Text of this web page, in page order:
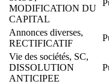
MODIFICATION DU
CAPITAL
Annonces diverses,
RECTIFICATIF
Vie des sociétés, SC,
DISSOLUTION
ANTICIPEE